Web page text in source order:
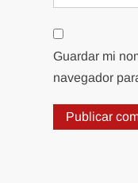
Guardar mi
navegador